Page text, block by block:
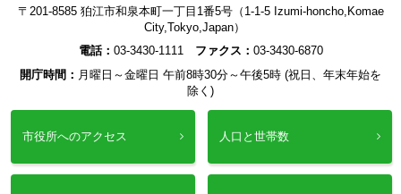
〒201-8585 狛江市和泉本町一丁目1番5号（1-1-5 Izumi-honcho,Komae
City,Tokyo,Japan）
電話： 03-3430-1111 ファクス： 03-3430-6870
開庁時間： 月曜日～金曜日 午前8時30分～午後5時 (祝日、年末年始を
除く)
市役所へのアクセス 人口と世帯数